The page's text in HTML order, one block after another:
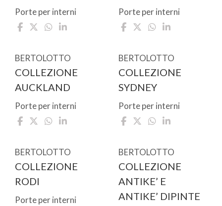
Porte per interni Porte per interni
BERTOLOTTO
COLLEZIONE
AUCKLAND
Porte per interni
BERTOLOTTO
COLLEZIONE
SYDNEY
Porte per interni
BERTOLOTTO
COLLEZIONE
RODI
Porte per interni
BERTOLOTTO
COLLEZIONE
ANTIKE’ E
ANTIKE’ DIPINTE